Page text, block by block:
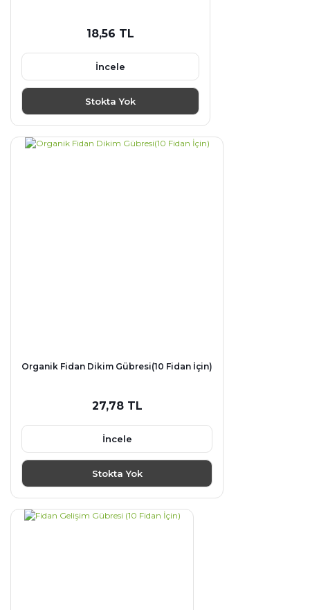
18,56 TL
İncele
Stokta Yok
Organik Fidan Dikim Gübresi(10 Fidan İçin)
27,78 TL
İncele
Stokta Yok